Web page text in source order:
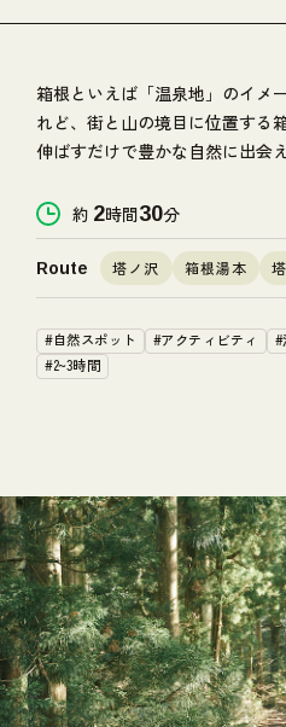
箱根といえば「温泉地」のイメ
れど、街と山の境目に位置する
伸ばすだけで豊かな自然に出会
ような景色が待っていた。
約 2時間30分
Route 塔ノ沢 箱根湯本
#自然スポット #アクティビティ #
#2~3時間